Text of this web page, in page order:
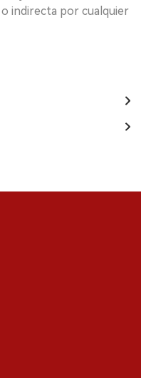
indirecta por cualquier